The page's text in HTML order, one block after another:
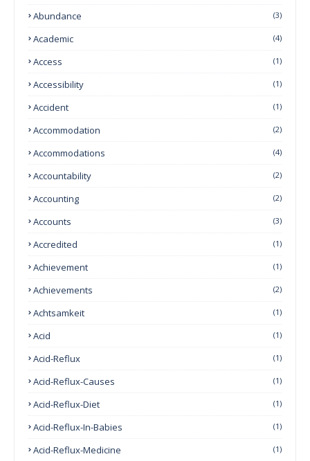
Abundance (3)
Academic (4)
Access (1)
Accessibility (1)
Accident (1)
Accommodation (2)
Accommodations (4)
Accountability (2)
Accounting (2)
Accounts (3)
Accredited (1)
Achievement (1)
Achievements (2)
Achtsamkeit (1)
Acid (1)
Acid-Reflux (1)
Acid-Reflux-Causes (1)
Acid-Reflux-Diet (1)
Acid-Reflux-In-Babies (1)
Acid-Reflux-Medicine (1)